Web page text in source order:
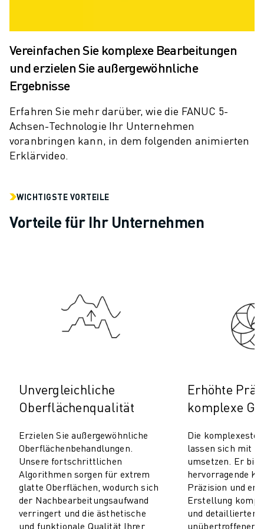
LÖSUNGEN
BRANCHEN
ALLE BRANCHEN
AUTOMOBIL
ELEKTRISCHE FAHRZEUGE
ELEKTRONIK
LEBENSMITTEL UND GETRÄNKE
MEDIZIN
APPLIKATIONEN
ALLE APPLIKATIONEN
5-ACHS-BEARBEITUNG
HOCHGESCHWINDIGKEITSBOHREN UND -GEWINDESCHNEIDEN
LACKIEREN
PALETTIEREN
PUNKTSCHWEISSEN
VISION INSPEKTION
DRAHTERODIERMASCHINE
FALLBEISPIELE
KUNDENDIENST
KUNDENBETREUUNG
FANUC PLÄNE
FIELD & WARTUNG
Vereinfachen Sie komplexe Bearbeitungen
und erzielen Sie außergewöhnliche
Ergebnisse
Erfahren Sie mehr darüber, wie die FANUC 5-
Achsen-Technologie Ihr Unternehmen
voranbringen kann, in dem folgenden animierten
Erklärvideo.
WICHTIGSTE VORTEILE
Vorteile für Ihr Unternehmen
Unvergleichliche
Oberflächenqualität
Erzielen Sie außergewöhnliche
Oberflächenbehandlungen.
Unsere fortschrittlichen
Algorithmen sorgen für extrem
glatte Oberflächen, wodurch sich
der Nachbearbeitungsaufwand
verringert und die ästhetische
und funktionale Qualität Ihrer
Erhöhte
komplexe
Die
lassen sich mit
umsetzen. Er
hervorragende
Präzision und
Erstellung
und detaillierter
unübertroffener